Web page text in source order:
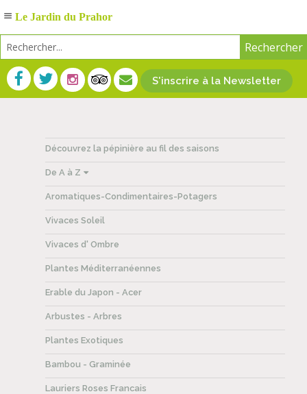
S'inscrire à la Newsletter
Découvrez la pépinière au fil des saisons
De A à Z
Aromatiques-Condimentaires-Potagers
Vivaces Soleil
Vivaces d' Ombre
Plantes Méditerranéennes
Erable du Japon - Acer
Arbustes - Arbres
Plantes Exotiques
Bambou - Graminée
Lauriers Roses Francais
Le Jardin du Prahor